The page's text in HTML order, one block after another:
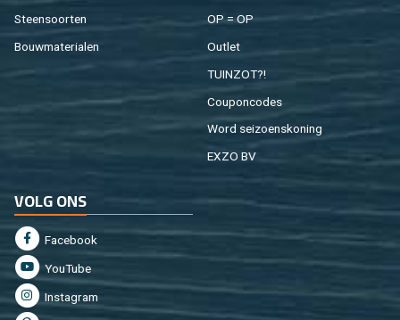
Steen­soor­ten
Bouw­ma­te­ri­a­len
OP = OP
Out­let
TUIN­ZOT?!
Cou­pon­co­des
Word sei­zoens­ko­ning
EXZO BV
VOLG ONS
Fa­cebook
You­Tu­be
In­st­agram